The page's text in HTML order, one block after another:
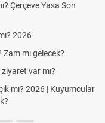
Çerçeve Yasa Son
2026
mı gelecek?
var mı?
mı? 2026 | Kuyumcular